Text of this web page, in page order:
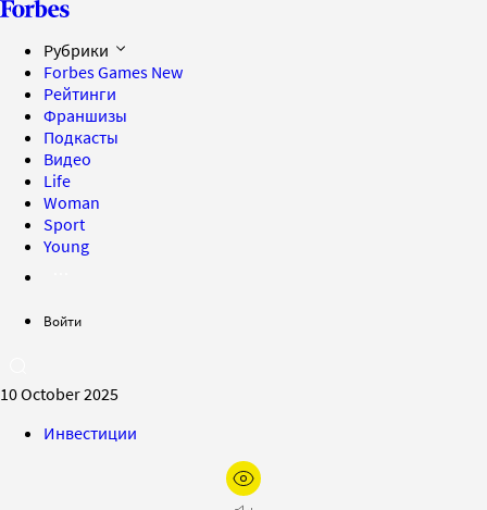
Рубрики
Forbes Games New
Рейтинги
Франшизы
Подкасты
Видео
Life
Woman
Sport
Young
Войти
10 October 2025
Инвестиции